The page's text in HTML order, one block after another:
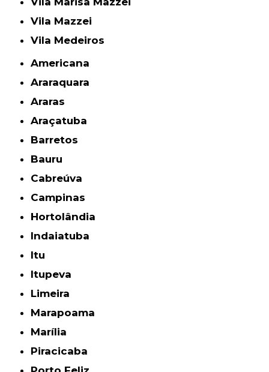
Vila Mazzei
Vila Medeiros
Americana
Araraquara
Araras
Araçatuba
Barretos
Bauru
Cabreúva
Campinas
Hortolândia
Indaiatuba
Itu
Itupeva
Limeira
Marapoama
Marília
Piracicaba